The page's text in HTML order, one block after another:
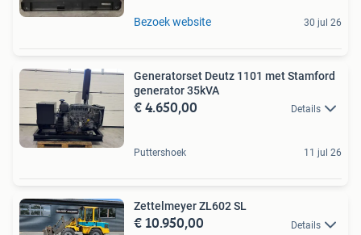
Bezoek website 30 jul 26
Generatorset Deutz 1101 met Stamford
generator 35kVA
€ 4.650,00 Details
Puttershoek 11 jul 26
Zettelmeyer ZL602 SL
€ 10.950,00 Details